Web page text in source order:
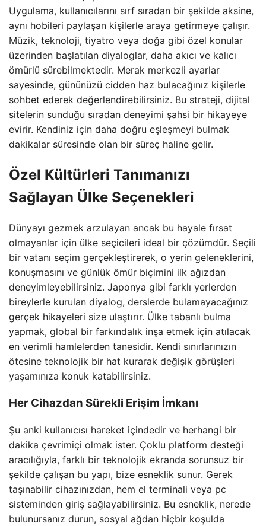
Uygulama, kullanıcılarını sırf sıradan bir şekilde aksine,
aynı hobileri paylaşan kişilerle araya getirmeye çalışır.
Müzik, teknoloji, tiyatro veya doğa gibi özel konular
üzerinden başlatılan diyaloglar, daha akıcı ve kalıcı
ömürlü sürebilmektedir. Merak merkezli ayarlar
sayesinde, gününüzü cidden haz bulacağınız kişilerle
sohbet ederek değerlendirebilirsiniz. Bu strateji, dijital
sitelerin sunduğu sıradan deneyimi şahsi bir hikayeye
evirir. Kendiniz için daha doğru eşleşmeyi bulmak
dakikalar süresinde olan bir süreç haline gelir.
Özel Kültürleri Tanımanızı
Sağlayan Ülke Seçenekleri
Dünyayı gezmek arzulayan ancak bu hayale fırsat
olmayanlar için ülke seçicileri ideal bir çözümdür. Seçili
bir vatanı seçim gerçekleştirerek, o yerin geleneklerini,
konuşmasını ve günlük ömür biçimini ilk ağızdan
deneyimleyebilirsiniz. Japonya gibi farklı yerlerden
bireylerle kurulan diyalog, derslerde bulamayacağınız
gerçek hikayeleri size ulaştırır. Ülke tabanlı bulma
yapmak, global bir farkındalık inşa etmek için atılacak
en verimli hamlelerden tanesidir. Kendi sınırlarınızın
ötesine teknolojik bir hat kurarak değişik görüşleri
yaşamınıza konuk katabilirsiniz.
Her Cihazdan Sürekli Erişim İmkanı
Şu anki kullanıcısı hareket içindedir ve herhangi bir
dakika çevrimiçi olmak ister. Çoklu platform desteği
aracılığıyla, farklı bir teknolojik ekranda sorunsuz bir
şekilde çalışan bu yapı, bize esneklik sunur. Gerek
taşınabilir cihazınızdan, hem el terminali veya pc
sisteminden giriş sağlayabilirsiniz. Bu esneklik, nerede
bulunursanız durun, sosyal ağdan hiçbir koşulda